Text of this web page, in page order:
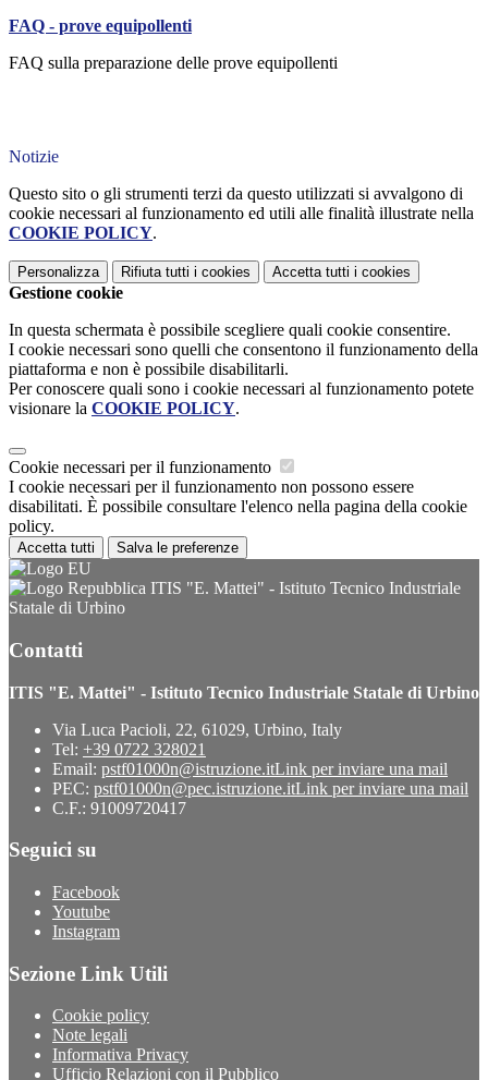
FAQ - prove equipollenti
FAQ sulla preparazione delle prove equipollenti
Notizie
Questo sito o gli strumenti terzi da questo utilizzati si avvalgono di
cookie necessari al funzionamento ed utili alle finalità illustrate nella
COOKIE POLICY.
Personalizza Rifiuta tutti i cookies Accetta tutti i cookies
Gestione cookie
In questa schermata è possibile scegliere quali cookie consentire.
I cookie necessari sono quelli che consentono il funzionamento della
piattaforma e non è possibile disabilitarli.
Per conoscere quali sono i cookie necessari al funzionamento potete
visionare la COOKIE POLICY.
Cookie necessari per il funzionamento
I cookie necessari per il funzionamento non possono essere
disabilitati. È possibile consultare l'elenco nella pagina della cookie
policy.
Accetta tutti Salva le preferenze
ITIS "E. Mattei" - Istituto Tecnico Industriale
Statale di Urbino
Contatti
ITIS "E. Mattei" - Istituto Tecnico Industriale Statale di Urbino
Via Luca Pacioli, 22, 61029, Urbino, Italy
Tel: +39 0722 328021
Email: pstf01000n@istruzione.itLink per inviare una mail
PEC: pstf01000n@pec.istruzione.itLink per inviare una mail
C.F.: 91009720417
Seguici su
Facebook
Youtube
Instagram
Sezione Link Utili
Cookie policy
Note legali
Informativa Privacy
Ufficio Relazioni con il Pubblico